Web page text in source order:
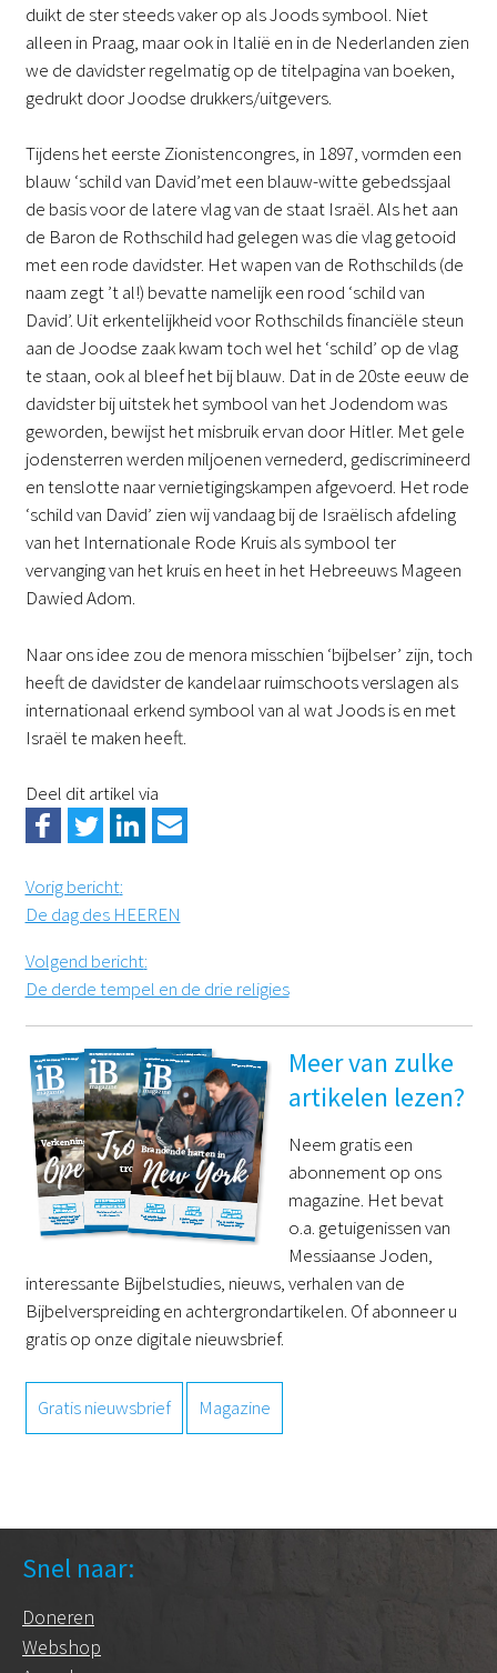
duikt de ster steeds vaker op als Joods symbool. Niet
alleen in Praag, maar ook in Italië en in de Nederlanden zien
we de davidster regelmatig op de titelpagina van boeken,
gedrukt door Joodse drukkers/uitgevers.
Tijdens het eerste Zionistencongres, in 1897, vormden een
blauw ‘schild van David’met een blauw-witte gebedssjaal
de basis voor de latere vlag van de staat Israël. Als het aan
de Baron de Rothschild had gelegen was die vlag getooid
met een rode davidster. Het wapen van de Rothschilds (de
naam zegt ’t al!) bevatte namelijk een rood ‘schild van
David’. Uit erkentelijkheid voor Rothschilds financiële steun
aan de Joodse zaak kwam toch wel het ‘schild’ op de vlag
te staan, ook al bleef het bij blauw. Dat in de 20ste eeuw de
davidster bij uitstek het symbool van het Jodendom was
geworden, bewijst het misbruik ervan door Hitler. Met gele
jodensterren werden miljoenen vernederd, gediscrimineerd
en tenslotte naar vernietigingskampen afgevoerd. Het rode
‘schild van David’ zien wij vandaag bij de Israëlisch afdeling
van het Internationale Rode Kruis als symbool ter
vervanging van het kruis en heet in het Hebreeuws Mageen
Dawied Adom.
Naar ons idee zou de menora misschien ‘bijbelser’ zijn, toch
heeft de davidster de kandelaar ruimschoots verslagen als
internationaal erkend symbool van al wat Joods is en met
Israël te maken heeft.
Deel dit artikel via
Vorig bericht:
De dag des HEEREN
Volgend bericht:
De derde tempel en de drie religies
Meer van zulke
artikelen lezen?
Neem gratis een
abonnement op ons
magazine. Het bevat
o.a. getuigenissen van
Messiaanse Joden,
interessante Bijbelstudies, nieuws, verhalen van de
Bijbelverspreiding en achtergrondartikelen. Of abonneer u
gratis op onze digitale nieuwsbrief.
Gratis nieuwsbrief Magazine
Snel naar:
Doneren
Webshop